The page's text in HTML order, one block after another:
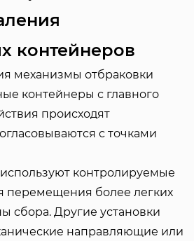
контейнеров
механизмы отбраковки
контейнеры с главного
происходят
с точками
контролируемые
перемещения более легких
сбора. Другие установки
направляющие или